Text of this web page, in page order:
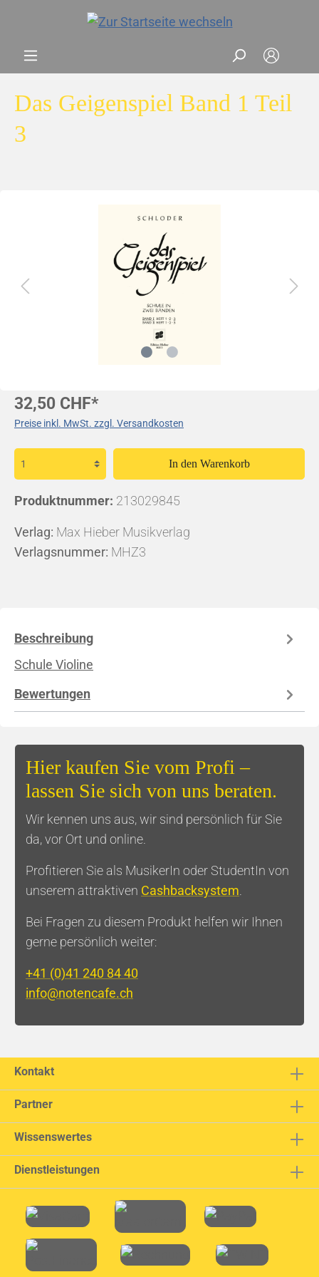
Das Geigenspiel Band 1 Teil
3
32,50 CHF*
Preise inkl. MwSt. zzgl. Versandkosten
In den Warenkorb
Produktnummer: 213029845
Verlag: Max Hieber Musikverlag
Verlagsnummer: MHZ3
Beschreibung
Schule Violine
Bewertungen
Hier kaufen Sie vom Profi –
lassen Sie sich von uns beraten.
Wir kennen uns aus, wir sind persönlich für Sie
da, vor Ort und online.
Profitieren Sie als MusikerIn oder StudentIn von
unserem attraktiven Cashbacksystem.
Bei Fragen zu diesem Produkt helfen wir Ihnen
gerne persönlich weiter:
+41 (0)41 240 84 40
info@notencafe.ch
Kontakt
Partner
Wissenswertes
Dienstleistungen